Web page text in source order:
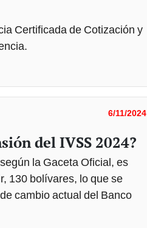
Certificada de Cotización y
6/11/2024
del IVSS 2024?
la Gaceta Oficial, es
130 bolívares, lo que se
cambio actual del Banco